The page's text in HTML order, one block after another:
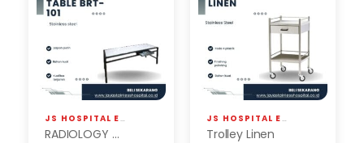
JS HOSPITAL EQP RADIOLOGI / X-RAY
RADIOLOGY TABLE BRT-101
JS HOSPITAL EQP
Trolley Linen